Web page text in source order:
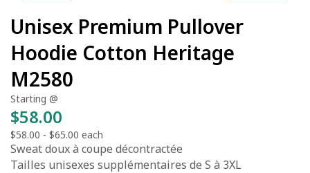
Unisex Premium Pullover
Hoodie Cotton Heritage
M2580
Starting @
$58.00
$58.00 - $65.00 each
Sweat doux à coupe décontractée
Tailles unisexes supplémentaires de S à 3XL